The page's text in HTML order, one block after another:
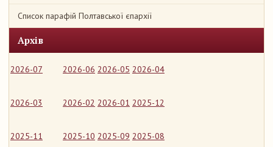
Список парафій Полтавської єпархії
Архів
2026-07 2026-06 2026-05 2026-04
2026-03 2026-02 2026-01 2025-12
2025-11 2025-10 2025-09 2025-08